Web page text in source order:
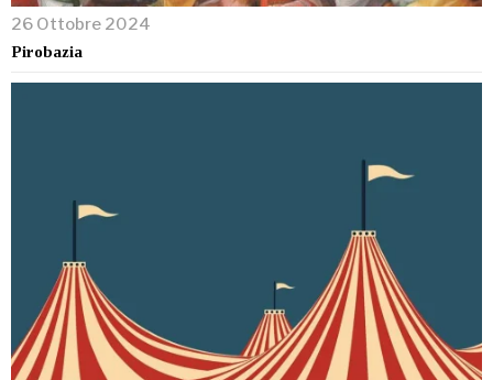
26 Ottobre 2024
Pirobazia